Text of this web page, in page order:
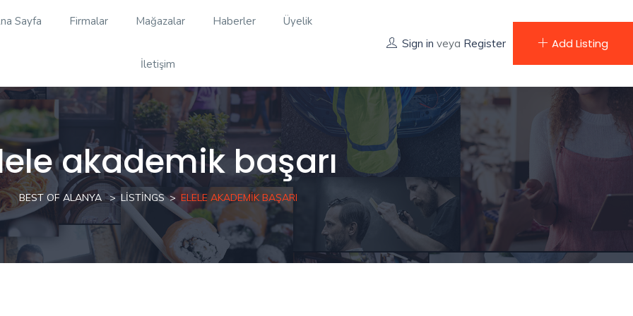
Sayfa Firmalar Mağazalar Haberler Üyelik
İletişim
Sign in veya Register Add Listing
akademik başarı
BEST OF ALANYA LISTINGS ELELE AKADEMIK BAŞARI